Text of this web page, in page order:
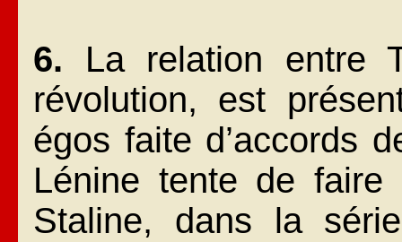
6. La relation entre
révolution, est
égos faite d’accords
Lénine tente de faire
Staline, dans la